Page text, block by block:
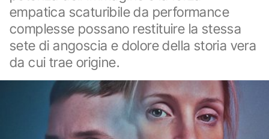
empatica scaturibile da performance
complesse possano restituire la stessa
sete di angoscia e dolore della storia vera
da cui trae origine.